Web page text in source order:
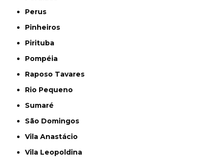
Perus
Pinheiros
Pirituba
Pompéia
Raposo Tavares
Rio Pequeno
Sumaré
São Domingos
Vila Anastácio
Vila Leopoldina